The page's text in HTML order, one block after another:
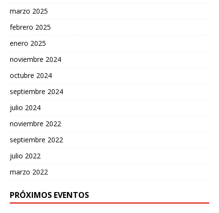
marzo 2025
febrero 2025
enero 2025
noviembre 2024
octubre 2024
septiembre 2024
julio 2024
noviembre 2022
septiembre 2022
julio 2022
marzo 2022
PRÓXIMOS EVENTOS